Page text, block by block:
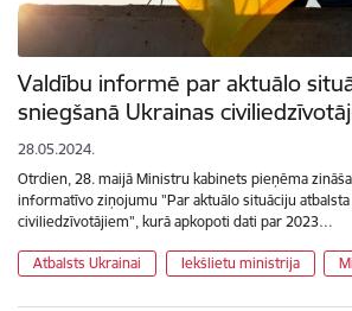
Valdību informē par aktuālo
sniegšanā Ukrainas
28.05.2024.
Otrdien, 28. maijā Ministru kabinets pieņēma
informatīvo ziņojumu "Par aktuālo situāciju atbalsta
civiliedzīvotājiem", kurā apkopoti dati par 2023…
Atbalsts Ukrainai Iekšlietu ministrija